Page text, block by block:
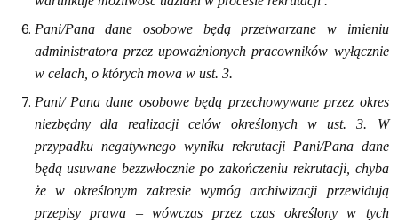
Pani/Pana dane osobowe będą przetwarzane w imieniu
administratora przez upoważnionych pracowników wyłącznie
w celach, o których mowa w ust. 3.
Pani/ Pana dane osobowe będą przechowywane przez okres
niezbędny dla realizacji celów określonych w ust. 3. W
przypadku negatywnego wyniku rekrutacji Pani/Pana dane
będą usuwane bezzwłocznie po zakończeniu rekrutacji, chyba
że w określonym zakresie wymóg archiwizacji przewidują
przepisy prawa – wówczas przez czas określony w tych